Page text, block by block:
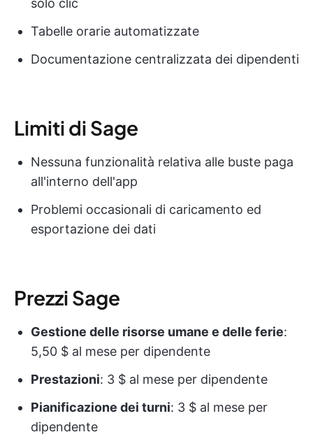
solo clic
Tabelle orarie automatizzate
Documentazione centralizzata dei dipendenti
Limiti di Sage
Nessuna funzionalità relativa alle buste paga
all'interno dell'app
Problemi occasionali di caricamento ed
esportazione dei dati
Prezzi Sage
Gestione delle risorse umane e delle ferie:
5,50 $ al mese per dipendente
Prestazioni: 3 $ al mese per dipendente
Pianificazione dei turni: 3 $ al mese per
dipendente